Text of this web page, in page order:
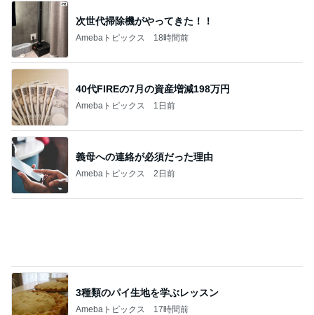
次世代掃除機がやってきた！！
Amebaトピックス 18時間前
40代FIREの7月の資産増減198万円
Amebaトピックス 1日前
義母への連絡が必須だった理由
Amebaトピックス 2日前
3種類のパイ生地を学ぶレッスン
Amebaトピックス 17時間前